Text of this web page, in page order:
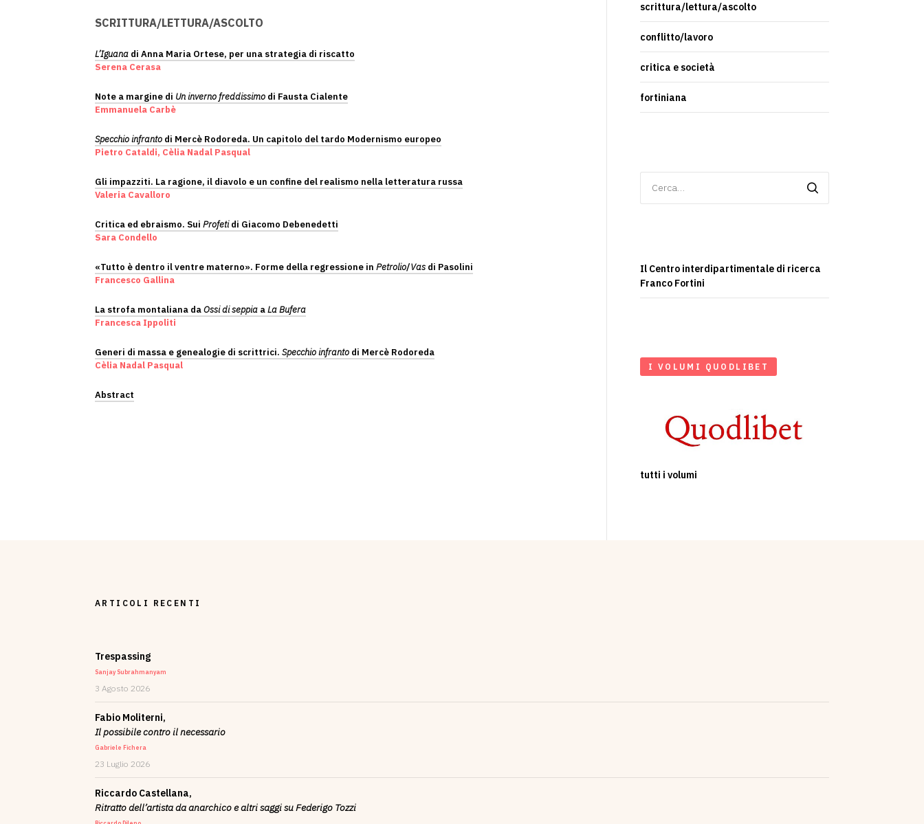
SCRITTURA/LETTURA/ASCOLTO
L’Iguana di Anna Maria Ortese, per una strategia di riscatto
Serena Cerasa
Note a margine di Un inverno freddissimo di Fausta Cialente
Emmanuela Carbè
Specchio infranto di Mercè Rodoreda. Un capitolo del tardo Modernismo europeo
Pietro Cataldi, Cèlia Nadal Pasqual
Gli impazziti. La ragione, il diavolo e un confine del realismo nella letteratura russa
Valeria Cavalloro
Critica ed ebraismo. Sui Profetidi Giacomo Debenedetti
Sara Condello
«Tutto è dentro il ventre materno». Forme della regressione in Petrolio/Vas di Pasolini
Francesco Gallina
La strofa montaliana daOssi di seppia aLa Bufera
Francesca Ippoliti
Generi di massa e genealogie di scrittrici. Specchio infranto di Mercè Rodoreda
Cèlia Nadal Pasqual
Abstract
scrittura/lettura/ascolto
conflitto/lavoro
critica e società
fortiniana
per:
Il Centro interdipartimentale di ricerca
Franco Fortini
I VOLUMI QUODLIBET
tutti i volumi
ARTICOLI RECENTI
Trespassing
Sanjay Subrahmanyam
3 Agosto 2026
Fabio Moliterni,
Il possibile contro il necessario
Gabriele Fichera
23 Luglio 2026
Riccardo Castellana,
Ritratto dell’artista da anarchico e altri saggi su Federigo Tozzi